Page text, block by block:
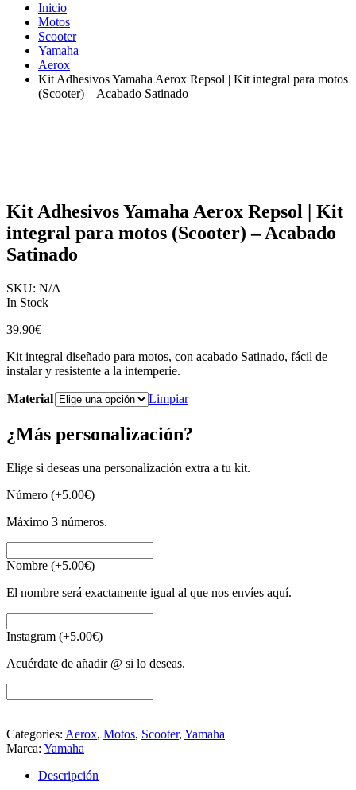
Inicio
Motos
Scooter
Yamaha
Aerox
Kit Adhesivos Yamaha Aerox Repsol | Kit integral para motos
(Scooter) – Acabado Satinado
Kit Adhesivos Yamaha Aerox Repsol | Kit
integral para motos (Scooter) – Acabado
Satinado
SKU: N/A
In Stock
39.90€
Kit integral diseñado para motos, con acabado Satinado, fácil de
instalar y resistente a la intemperie.
Material Limpiar
¿Más personalización?
Elige si deseas una personalización extra a tu kit.
Número (+5.00€)
Máximo 3 números.
Nombre (+5.00€)
El nombre será exactamente igual al que nos envíes aquí.
Instagram (+5.00€)
Acuérdate de añadir @ si lo deseas.
Categories: Aerox, Motos, Scooter, Yamaha
Marca: Yamaha
Descripción